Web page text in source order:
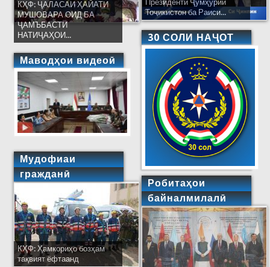
КҲФ: ҶАЛАСАИ ҲАЙАТИ
МУШОВАРА ОИД БА
ҶАМЪБАСТИ
НАТИҶАҲОИ...
Маводҳои видеоӣ
Мудофиаи
гражданӣ
КҲФ: Ҳамкориҳо бозҳам
тақвият ёфтаанд
Президенти Ҷумҳурии
Тоҷикистон ба Раиси...
30 СОЛИ НАҶОТ
Робитаҳои
байналмилалӣ